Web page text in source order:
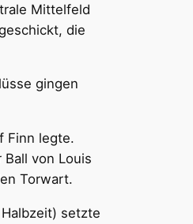
Mittelfeld
die
gingen
Finn legte.
von Louis
Torwart.
setzte